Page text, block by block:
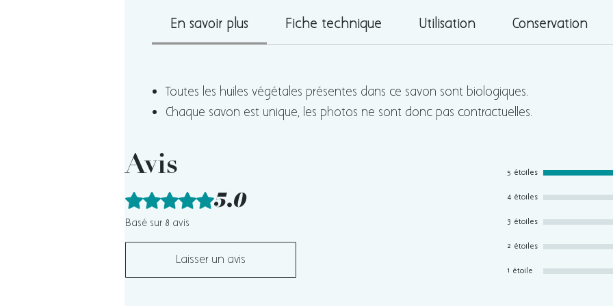
En savoir plus Fiche technique Utilisation Conservation
Toutes les huiles végétales présentes dans ce savon sont biologiques.
Chaque savon est unique, les photos ne sont donc pas contractuelles.
Avis
Noté 5 sur 5. 5.0
Basé sur 8 avis
Laisser un avis
5 étoiles
4 étoiles
3 étoiles
2 étoiles
1 étoile